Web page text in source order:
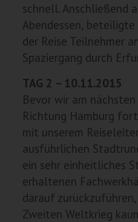
schnell. Anschließend
Abendessen,
der Reise Teilnehmer
Spaziergang durch
TAG 2 – 10.11.2015
Bevor wir am
Richtung Hamburg
mit unserem
ausführlichen
ein sehr einheitliches
erhaltenen
darauf
Zweiten Weltkrieg